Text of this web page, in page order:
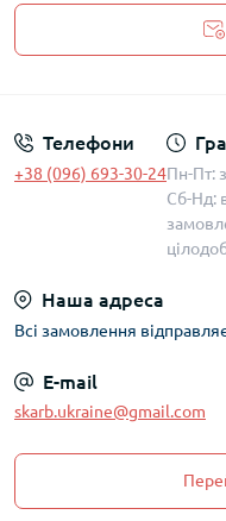
Телефони
+38 (096) 693-30-24Пн-Пт:
Сб-Нд:
Наша адреса
Всі замовлення
E-mail
skarb.ukraine@gmail.com